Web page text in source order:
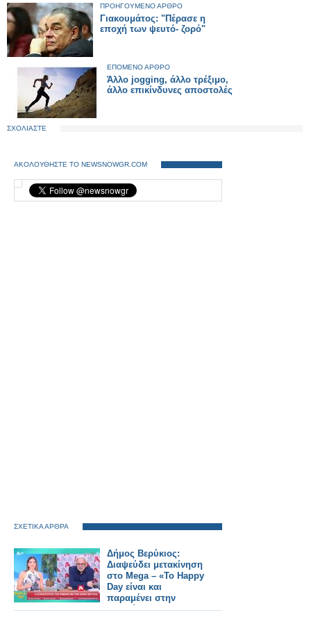
ΠΡΟΗΓΟΥΜΕΝΟ ΑΡΘΡΟ
Γιακουμάτος: "Πέρασε η
εποχή των ψευτό- ζορό"
ΕΠΟΜΕΝΟ ΑΡΘΡΟ
Άλλο jogging, άλλο τρέξιμο,
άλλο επικίνδυνες αποστολές
ΣΧΟΛΙΑΣΤΕ
ΑΚΟΛΟΥΘΗΣΤΕ ΤΟ NEWSNOWGR.COM
ΣΧΕΤΙΚΑ ΑΡΘΡΑ
Δήμος Βερύκιος:
Διαψεύδει μετακίνηση
στο Mega – «Το Happy
Day είναι και
παραμένει στην
καρδιά μου»